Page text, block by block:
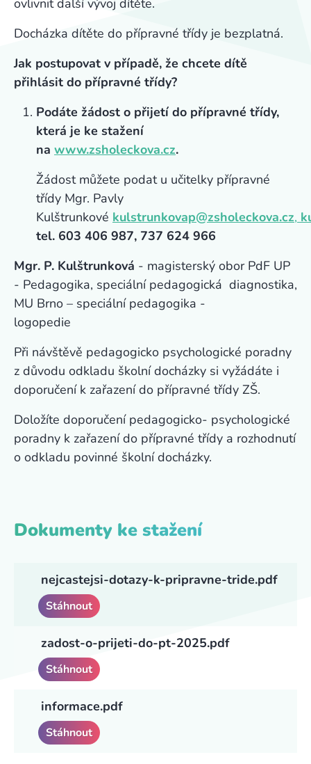
ovlivnit další vývoj dítěte.
Docházka dítěte do přípravné třídy je bezplatná.
Jak postupovat v případě, že chcete dítě
přihlásit do přípravné třídy?
Podáte žádost o přijetí do přípravné třídy,
která je ke stažení
na www.zsholeckova.cz.
Žádost můžete podat u učitelky přípravné
třídy Mgr. Pavly
Kulštrunkové kulstrunkovap@zsholeckova.cz,
tel. 603 406 987, 737 624 966
Mgr. P. Kulštrunková - magisterský obor PdF UP
- Pedagogika, speciální pedagogická diagnostika,
MU Brno – speciální pedagogika -
logopedie
Při návštěvě pedagogicko psychologické poradny
z důvodu odkladu školní docházky si vyžádáte i
doporučení k zařazení do přípravné třídy ZŠ.
Doložíte doporučení pedagogicko- psychologické
poradny k zařazení do přípravné třídy a rozhodnutí
o odkladu povinné školní docházky.
Dokumenty ke stažení
nejcastejsi-dotazy-k-pripravne-tride.pdf
Stáhnout
zadost-o-prijeti-do-pt-2025.pdf
Stáhnout
informace.pdf
Stáhnout